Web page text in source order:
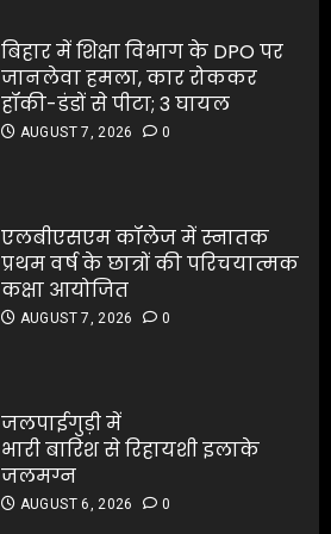
एलबीएसएम कॉलेज में स्नातक
प्रथम वर्ष के छात्रों की परिचयात्मक
कक्षा आयोजित
AUGUST 7, 2026 0
जलपाईगुड़ी में
भारी बारिश से रिहायशी इलाके
जलमग्न
AUGUST 6, 2026 0
अभिनेता सलमान खान का
जबरदस्त ट्रांसफॉर्मेशन
कक्षा आयोजित
AUGUST 7, 2026 0
जलमग्न
AUGUST 6, 2026 0
जबरदस्त ट्रांसफॉर्मेशन
AUGUST 6, 2026 0